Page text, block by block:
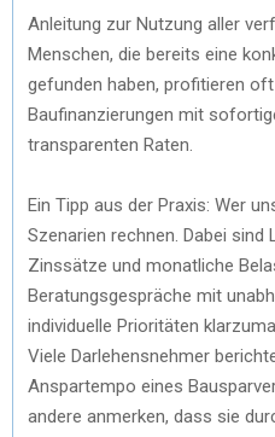
Anleitung zur Nutzung aller
Menschen, die bereits eine
gefunden haben, profitieren
Baufinanzierungen mit
transparenten Raten.
Ein Tipp aus der Praxis: Wer
Szenarien rechnen. Dabei sind
Zinssätze und monatliche
Beratungsgespräche mit
individuelle Prioritäten
Viele Darlehensnehmer
Anspartempo eines
andere anmerken, dass sie